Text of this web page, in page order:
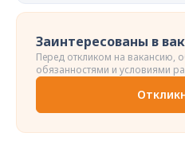
Заинтересованы в
Перед откликом на вакансию,
обязанностями и условиями